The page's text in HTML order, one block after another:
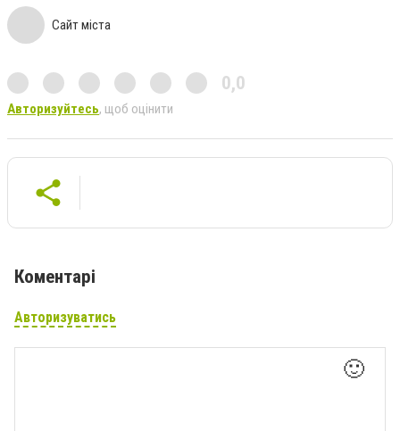
Сайт міста
0,0
Авторизуйтесь, щоб оцінити
Коментарі
Авторизуватись
🙂